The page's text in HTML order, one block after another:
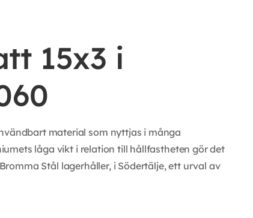
15x3 i
material som nyttjas i många
låga vikt i relation till hållfastheten gör det
Stål lagerhåller, i Södertälje, ett urval av